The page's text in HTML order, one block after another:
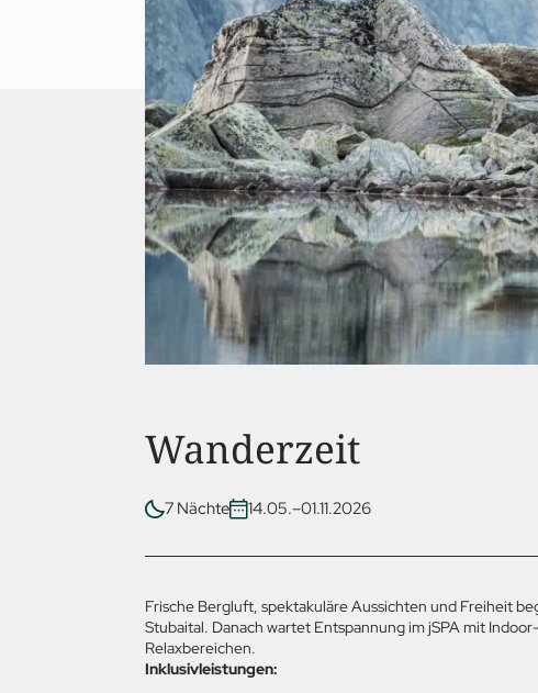
Wanderzeit
7 Nächte 14.05.–01.11.2026
Frische Bergluft, spektakuläre Aussichten und Freiheit
Stubaital. Danach wartet Entspannung im jSPA mit
Relaxbereichen.
Inklusivleistungen: